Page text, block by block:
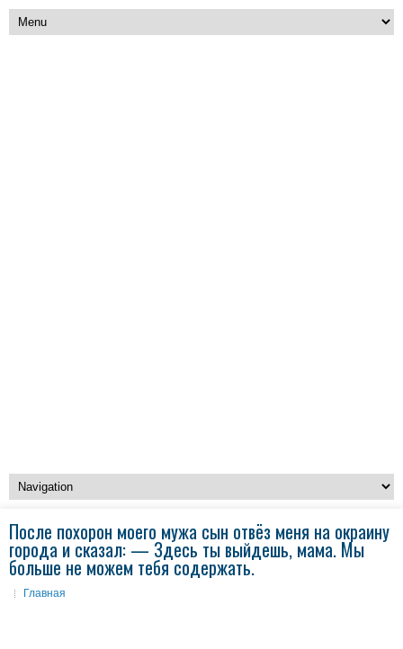
После похорон моего мужа сын отвёз меня на окраину
города и сказал: — Здесь ты выйдешь, мама. Мы
больше не можем тебя содержать.
Главная